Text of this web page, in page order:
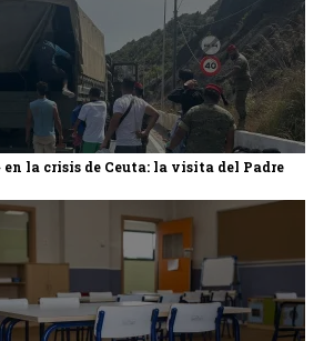
la crisis de Ceuta: la visita del Padre